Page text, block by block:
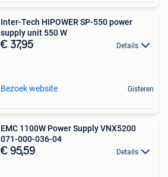
Inter-Tech HIPOWER SP-550 power
supply unit 550 W
€ 37,95 Details
Bezoek website Gisteren
EMC 1100W Power Supply VNX5200
071-000-036-04
€ 95,59 Details